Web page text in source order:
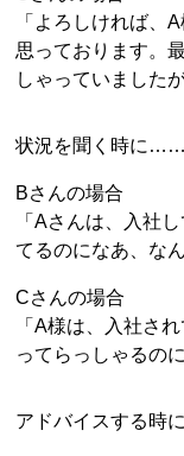
「よろしければ、
思っております。
しゃっていました
状況を聞く時に……
Bさんの場合
「Aさんは、入社
てるのになあ、なん
Cさんの場合
「A様は、入社さ
ってらっしゃるの
アドバイスする時